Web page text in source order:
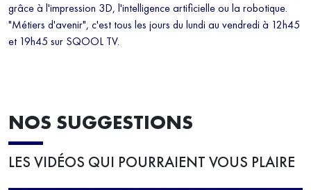
grâce à l'impression 3D, l'intelligence artificielle ou la robotique.
"Métiers d'avenir", c'est tous les jours du lundi au vendredi à 12h45
et 19h45 sur SQOOL TV.
NOS SUGGESTIONS
LES VIDÉOS QUI POURRAIENT VOUS PLAIRE